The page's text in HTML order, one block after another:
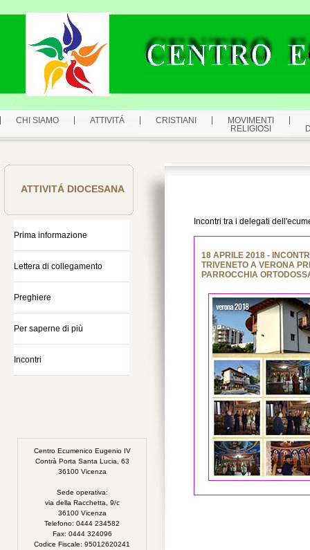
CHI SIAMO ATTIVITÁ CRISTIANI
MOVIMENTI
RELIGIOSI
ATTIVITÁ DIOCESANA
Prima informazione
Lettera di collegamento
Preghiere
Per saperne di più
Incontri
Centro Ecumenico Eugenio IV
Contrà Porta Santa Lucia, 63
36100 Vicenza
Sede operativa:
via della Racchetta, 9/c
36100 Vicenza
Telefono: 0444 234582
Fax: 0444 324096
Codice Fiscale: 95012620241
Incontri tra i delegati
18 APRILE 2018 -
TRIVENETO A VERONA
PARROCCHIA